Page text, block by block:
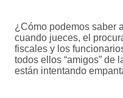
¿Cómo podemos saber
cuando jueces, el
fiscales y los
todos ellos “amigos”
están intentando